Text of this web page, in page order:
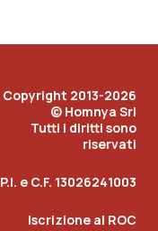
Copyright 2013-2026
© Homnya Srl
Tutti i diritti sono
riservati
P.I. e C.F. 13026241003
Iscrizione al ROC